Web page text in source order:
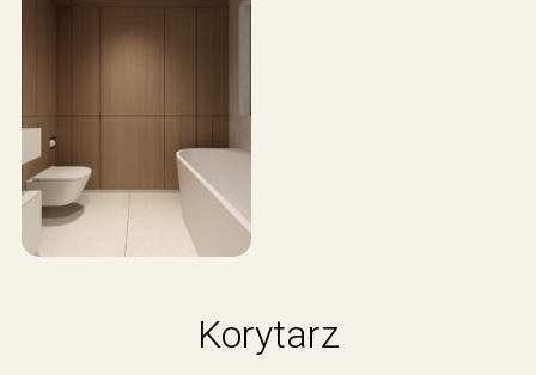
Korytarz